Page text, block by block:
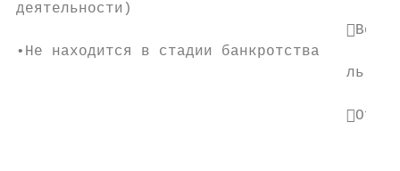
деятельности)
•Не находится в стадии банкротства